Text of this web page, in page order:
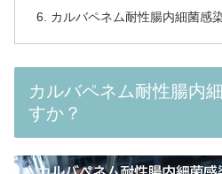
カルバペネム耐性腸内細菌感
カルバペネム耐性腸内
すか？